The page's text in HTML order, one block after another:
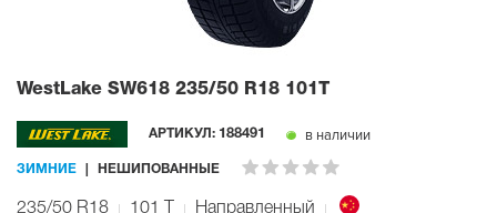
WestLake SW618 235/50 R18 101T
АРТИКУЛ: 188491 в наличии
ЗИМНИЕ НЕШИПОВАННЫЕ
235/50 R18 101 Направленный